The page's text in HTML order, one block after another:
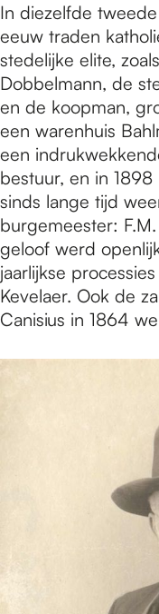
In diezelfde
eeuw traden
stedelijke elite,
Dobbelmann, de
en de koopman,
een warenhuis
een
bestuur, en in
sinds lange tijd
burgemeester:
geloof werd
jaarlijkse
Kevelaer. Ook de
Canisius in 1864